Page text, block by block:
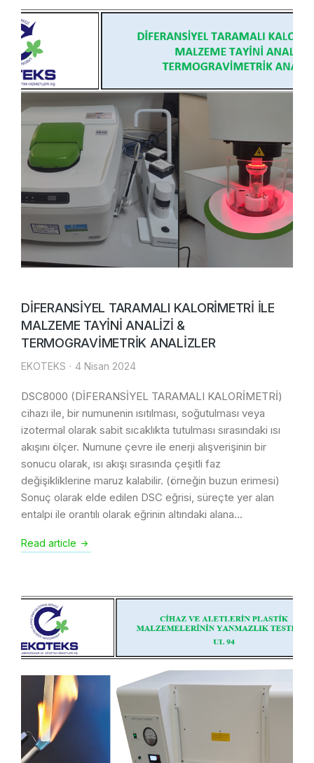
DİFERANSİYEL TARAMALI KALORİMETRİ İLE
MALZEME TAYİNİ ANALİZİ &
TERMOGRAVİMETRİK ANALİZLER
EKOTEKS 4 Nisan 2024
DSC8000 (DİFERANSİYEL TARAMALI KALORİMETRİ)
cihazı ile, bir numunenin ısıtılması, soğutulması veya
izotermal olarak sabit sıcaklıkta tutulması sırasındaki ısı
akışını ölçer. Numune çevre ile enerji alışverişinin bir
sonucu olarak, ısı akışı sırasında çeşitli faz
değişikliklerine maruz kalabilir. (örneğin buzun erimesi)
Sonuç olarak elde edilen DSC eğrisi, süreçte yer alan
entalpi ile orantılı olarak eğrinin altındaki alana…
Read article